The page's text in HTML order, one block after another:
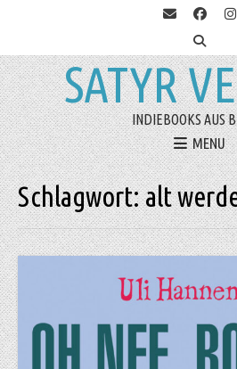
SATYR
INDIEBOOKS AUS
MENU
Schlagwort:alt